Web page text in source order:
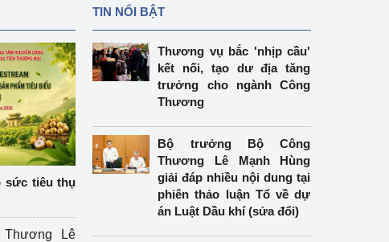
sức tiêu thụ
Lê
TIN NỔI BẬT
Thương vụ bắc 'nhịp cầu'
kết nối, tạo dư địa tăng
trưởng cho ngành Công
Thương
Bộ trưởng Bộ Công
Thương Lê Mạnh Hùng
giải đáp nhiều nội dung tại
phiên thảo luận Tổ về dự
án Luật Dầu khí (sửa đổi)